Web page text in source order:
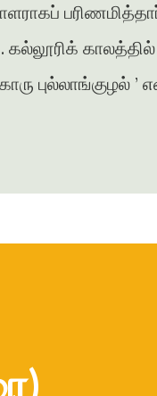
காலத்தில்
புல்லாங்குழல் ’
நாவல் ‘